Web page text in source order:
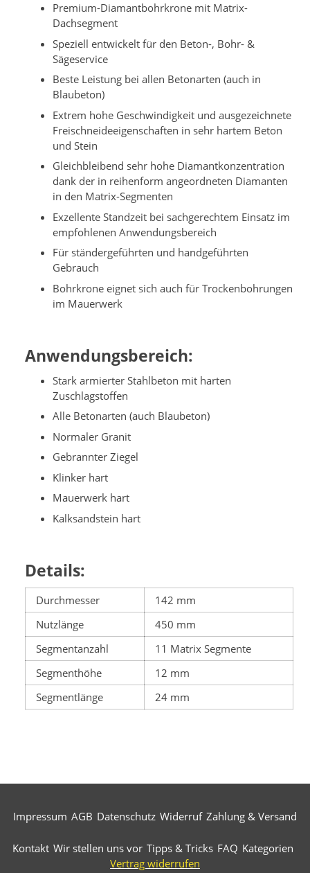
Premium-Diamantbohrkrone mit Matrix-
Dachsegment
Speziell entwickelt für den Beton-, Bohr- &
Sägeservice
Beste Leistung bei allen Betonarten (auch in
Blaubeton)
Extrem hohe Geschwindigkeit und ausgezeichnete
Freischneideeigenschaften in sehr hartem Beton
und Stein
Gleichbleibend sehr hohe Diamantkonzentration
dank der in reihenform angeordneten Diamanten
in den Matrix-Segmenten
Exzellente Standzeit bei sachgerechtem Einsatz im
empfohlenen Anwendungsbereich
Für ständergeführten und handgeführten
Gebrauch
Bohrkrone eignet sich auch für Trockenbohrungen
im Mauerwerk
Anwendungsbereich:
Stark armierter Stahlbeton mit harten
Zuschlagstoffen
Alle Betonarten (auch Blaubeton)
Normaler Granit
Gebrannter Ziegel
Klinker hart
Mauerwerk hart
Kalksandstein hart
Details:
Durchmesser
142 mm
Nutzlänge
450 mm
Segmentanzahl
11 Matrix Segmente
Segmenthöhe
12 mm
Segmentlänge
24 mm
Impressum AGB Datenschutz Widerruf Zahlung & Versand
Kontakt Wir stellen uns vor Tipps & Tricks FAQ Kategorien
Vertrag widerrufen